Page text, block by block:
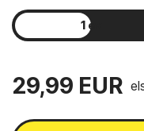
1 év
29,99 EUR